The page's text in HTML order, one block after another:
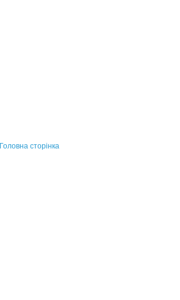
Головна сторінка